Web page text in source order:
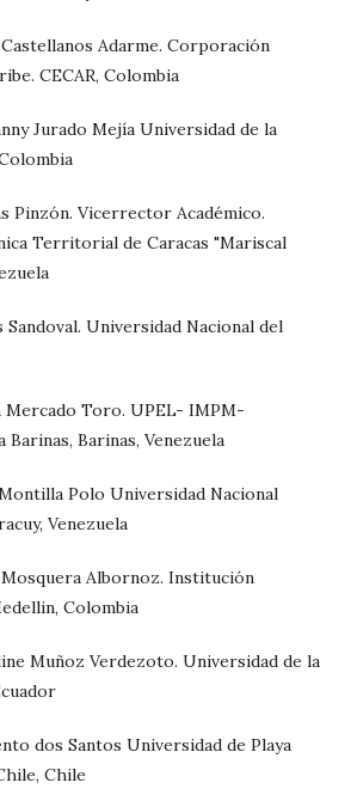
Adarme. Corporación
CECAR, Colombia
Jurado Mejía Universidad de la
Pinzón. Vicerrector Académico.
Territorial de Caracas "Mariscal
Sandoval. Universidad Nacional del
Mercado Toro. UPEL- IMPM-
Barinas, Barinas, Venezuela
Polo Universidad Nacional
Venezuela
Albornoz. Institución
Colombia
Muñoz Verdezoto. Universidad de la
dos Santos Universidad de Playa
Chile